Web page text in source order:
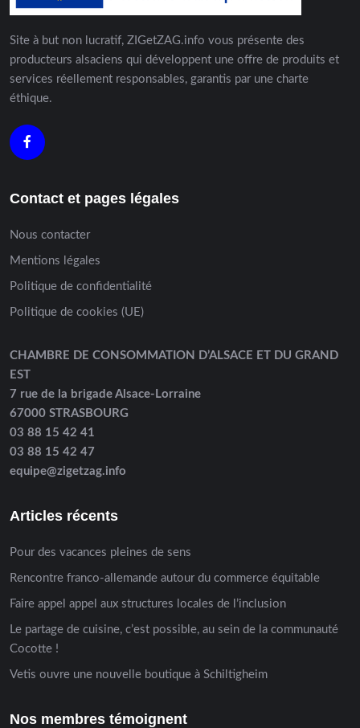
Site à but non lucratif, ZIGetZAG.info vous présente des
producteurs alsaciens qui développent une offre de produits et
services réellement responsables, garantis par une charte
éthique.
Contact et pages légales
Nous contacter
Mentions légales
Politique de confidentialité
Politique de cookies (UE)
CHAMBRE DE CONSOMMATION D’ALSACE ET DU GRAND
EST
7 rue de la brigade Alsace-Lorraine
67000 STRASBOURG
03 88 15 42 41
03 88 15 42 47
equipe@zigetzag.info
Articles récents
Pour des vacances pleines de sens
Rencontre franco-allemande autour du commerce équitable
Faire appel appel aux structures locales de l’inclusion
Le partage de cuisine, c’est possible, au sein de la communauté
Cocotte !
Vetis ouvre une nouvelle boutique à Schiltigheim
Nos membres témoignent